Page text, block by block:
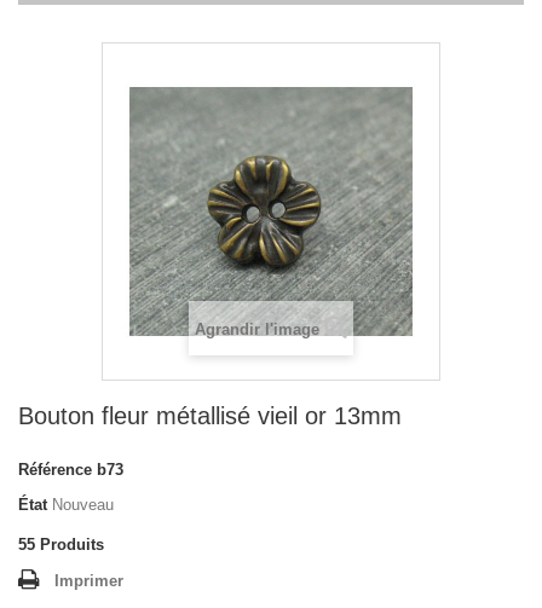
Agrandir l'image
Bouton fleur métallisé vieil or 13mm
Référence b73
État Nouveau
55 Produits
Imprimer